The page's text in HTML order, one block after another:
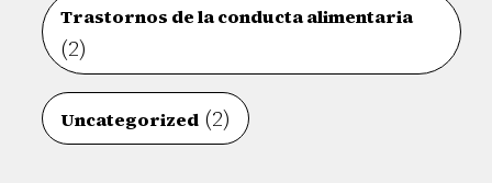
Trastornos de la conducta alimentaria
(2)
Uncategorized (2)